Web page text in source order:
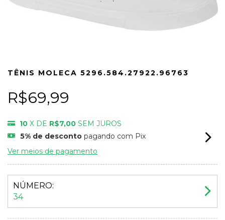
TÊNIS MOLECA 5296.584.27922.96763
R$69,99
10 X DE R$7,00 SEM JUROS
5% de desconto pagando com Pix
Ver meios de pagamento
NÚMERO:
34